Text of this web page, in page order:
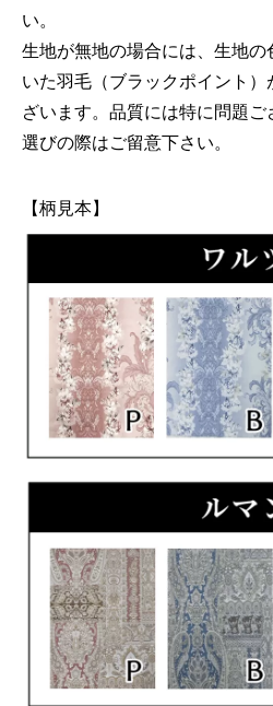
い。
生地が無地の場合には、生地
いた羽毛（ブラックポイント
ざいます。品質には特に問題
選びの際はご留意下さい。
【柄見本】